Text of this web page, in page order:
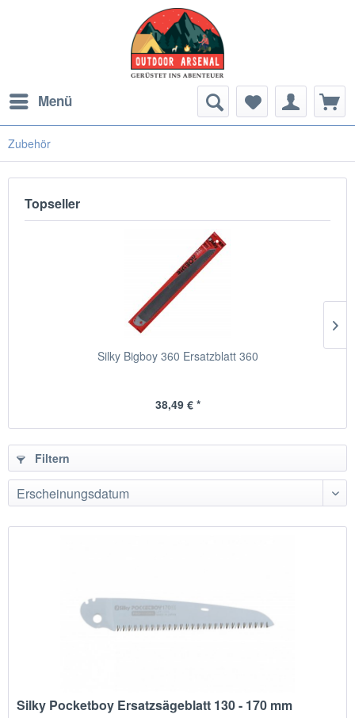
Menü
Zubehör
Topseller
Silky Bigboy 360 Ersatzblatt 360
38,49 € *
Filtern
Silky Pocketboy Ersatzsägeblatt 130 - 170 mm